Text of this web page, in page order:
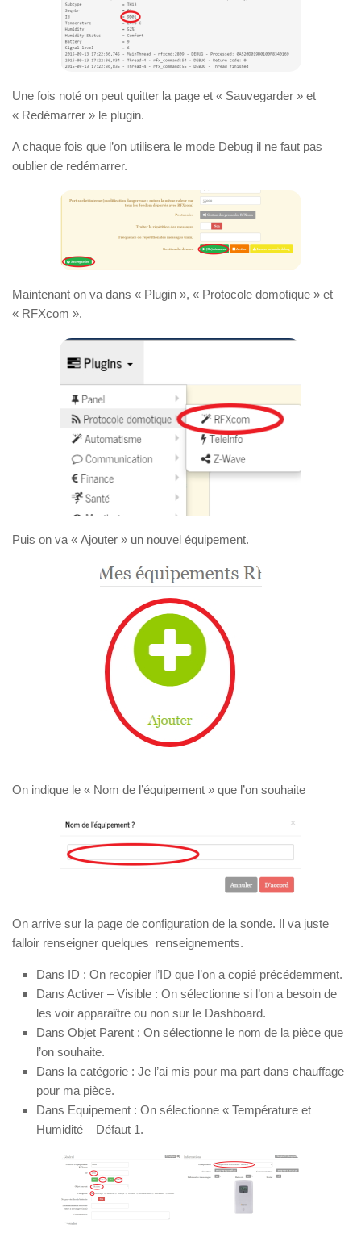
Une fois noté on peut quitter la page et « Sauvegarder » et
« Redémarrer » le plugin.
A chaque fois que l’on utilisera le mode Debug il ne faut pas
oublier de redémarrer.
Maintenant on va dans « Plugin », « Protocole domotique » et
« RFXcom ».
Puis on va « Ajouter » un nouvel équipement.
On indique le « Nom de l’équipement » que l’on souhaite
On arrive sur la page de configuration de la sonde. Il va juste
falloir renseigner quelques renseignements.
Dans ID : On recopier l’ID que l’on a copié précédemment.
Dans Activer – Visible : On sélectionne si l’on a besoin de
les voir apparaître ou non sur le Dashboard.
Dans Objet Parent : On sélectionne le nom de la pièce que
l’on souhaite.
Dans la catégorie : Je l’ai mis pour ma part dans chauffage
pour ma pièce.
Dans Equipement : On sélectionne « Température et
Humidité – Défaut 1.